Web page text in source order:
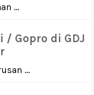
...
/ Gopro di GDJ
...